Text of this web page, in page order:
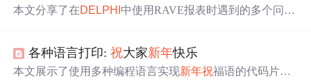
本文分享了在DELPHI 中使用RAVE报表时遇到的多个问题
等，还提及了报表中插入日期页数、传值、格式转换等问
题的处理，程序在XP+D6+Rave5.1下调试通过。
各种语言打印:祝大家新年快乐
本文展示了使用多种编程语言实现新年祝福语的代码片